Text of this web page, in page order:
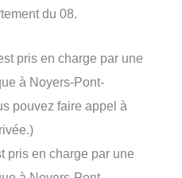
du 08.
pris en charge par une
à Noyers-Pont-
pouvez faire appel à
pris en charge par une